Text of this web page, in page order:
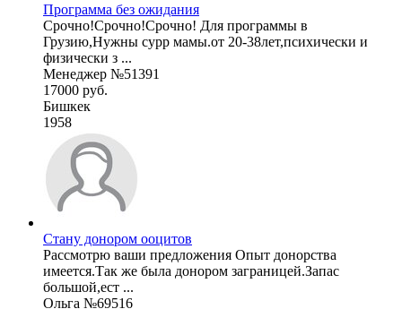
Программа без ожидания
Срочно!Срочно!Срочно! Для программы в
Грузию,Нужны сурр мамы.от 20-38лет,психически и
физически з ...
Менеджер №51391
17000 руб.
Бишкек
1958
Стану донором ооцитов
Рассмотрю ваши предложения Опыт донорства
имеется.Так же была донором заграницей.Запас
большой,ест ...
Ольга №69516